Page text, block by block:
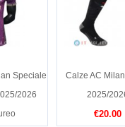
Speciale
2026
Calze AC
2025/
€20.00